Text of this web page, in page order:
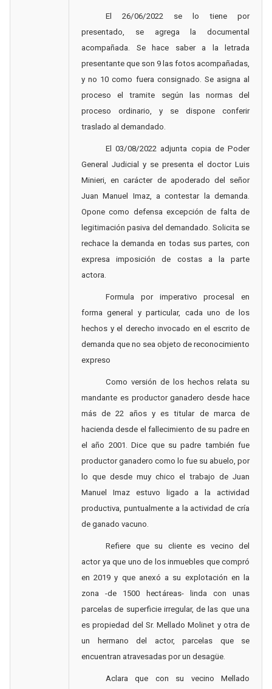
El 26/06/2022 se lo tiene por
presentado, se agrega la documental
acompañada. Se hace saber a la letrada
presentante que son 9 las fotos acompañadas,
y no 10 como fuera consignado. Se asigna al
proceso el tramite según las normas del
proceso ordinario, y se dispone conferir
traslado al demandado.
El 03/08/2022 adjunta copia de Poder
General Judicial y se presenta el doctor Luis
Minieri, en carácter de apoderado del señor
Juan Manuel Imaz, a contestar la demanda.
Opone como defensa excepción de falta de
legitimación pasiva del demandado. Solicita se
rechace la demanda en todas sus partes, con
expresa imposición de costas a la parte
actora.
Formula por imperativo procesal en
forma general y particular, cada uno de los
hechos y el derecho invocado en el escrito de
demanda que no sea objeto de reconocimiento
expreso
Como versión de los hechos relata su
mandante es productor ganadero desde hace
más de 22 años y es titular de marca de
hacienda desde el fallecimiento de su padre en
el año 2001. Dice que su padre también fue
productor ganadero como lo fue su abuelo, por
lo que desde muy chico el trabajo de Juan
Manuel Imaz estuvo ligado a la actividad
productiva, puntualmente a la actividad de cría
de ganado vacuno.
Refiere que su cliente es vecino del
actor ya que uno de los inmuebles que compró
en 2019 y que anexó a su explotación en la
zona -de 1500 hectáreas- linda con unas
parcelas de superficie irregular, de las que una
es propiedad del Sr. Mellado Molinet y otra de
un hermano del actor, parcelas que se
encuentran atravesadas por un desagüe.
Aclara que con su vecino Mellado